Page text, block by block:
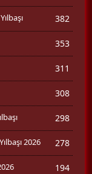
382
353
311
308
298
2026 278
194